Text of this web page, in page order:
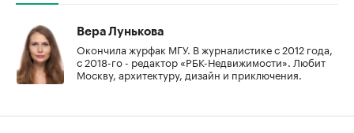
Вера Лунькова
Окончила журфак МГУ. В журналистике с 2012 года,
с 2018-го - редактор «РБК-Недвижимости». Любит
Москву, архитектуру, дизайн и приключения.